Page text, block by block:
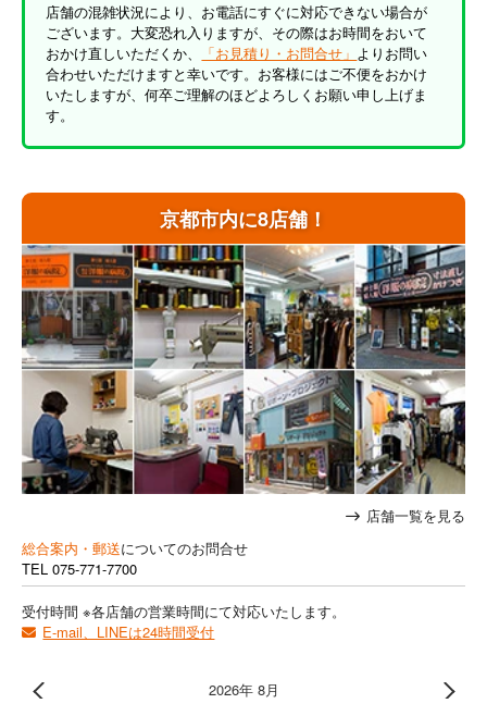
京都市内に8店舗！
店舗一覧を見る
総合案内・郵送についてのお問合せ
TEL 075-771-7700
受付時間 ※各店舗の営業時間にて対応いたします。
E-mail、LINEは24時間受付
2026年 8月
店舗の混雑状況により、お電話にすぐに対応できない場合が
ございます。大変恐れ入りますが、その際はお時間をおいて
おかけ直しいただくか、
「お見積り・お問合せ」 よりお問い
合わせいただけますと幸いです。お客様にはご不便をおかけ
いたしますが、何卒ご理解のほどよろしくお願い申し上げま
す。